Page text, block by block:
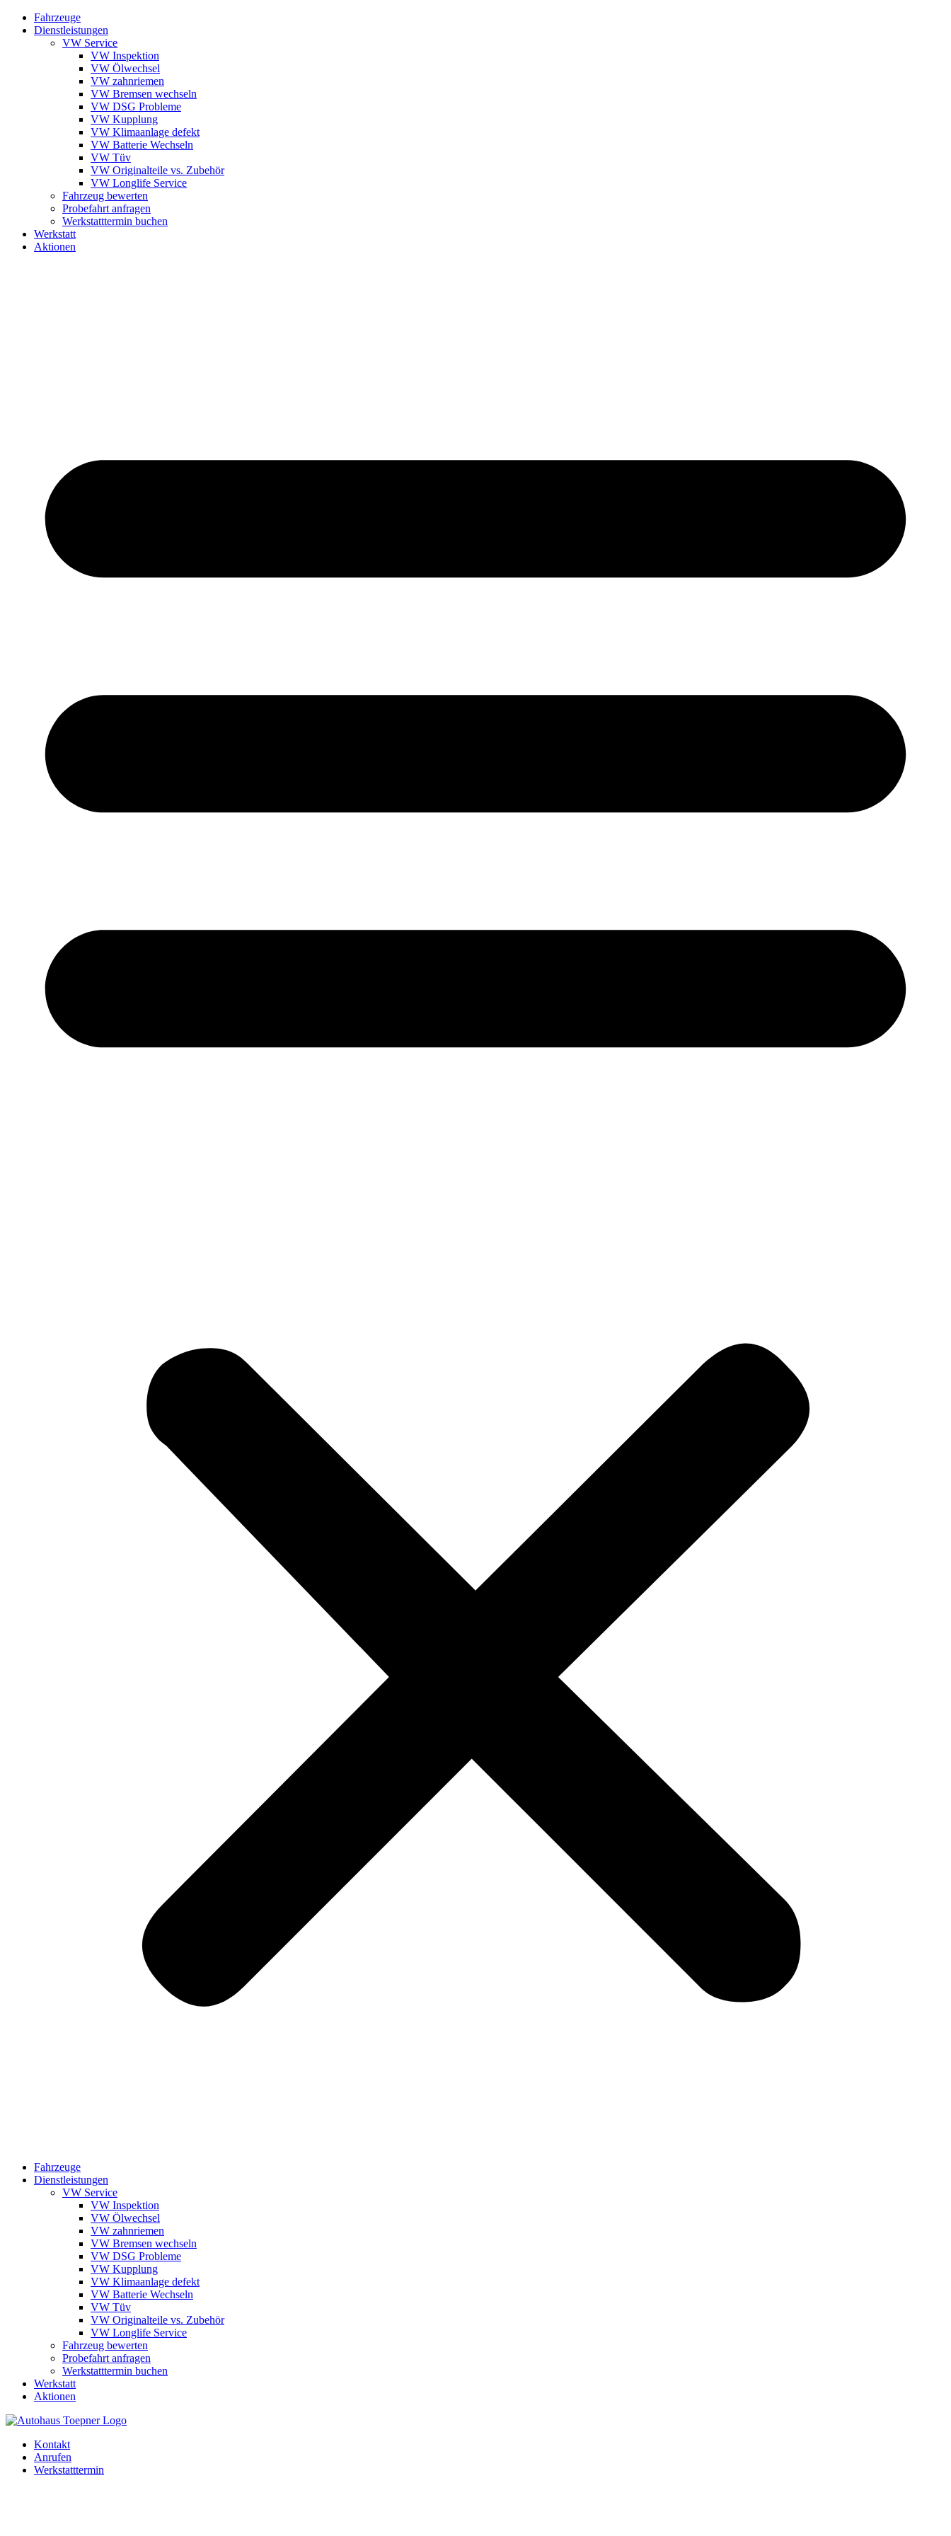
Zum
Inhalt
Fahrzeuge
Dienstleistungen
VW Service
VW Inspektion
VW Ölwechsel
VW zahnriemen
VW Bremsen wechseln
VW DSG Probleme
VW Kupplung
VW Klimaanlage defekt
VW Batterie Wechseln
VW Tüv
VW Originalteile vs. Zubehör
VW Longlife Service
Fahrzeug bewerten
Probefahrt anfragen
Werkstatttermin buchen
Werkstatt
Aktionen
Fahrzeuge
Dienstleistungen
VW Service
VW Inspektion
VW Ölwechsel
VW zahnriemen
VW Bremsen wechseln
VW DSG Probleme
VW Kupplung
VW Klimaanlage defekt
VW Batterie Wechseln
VW Tüv
VW Originalteile vs. Zubehör
VW Longlife Service
Fahrzeug bewerten
Probefahrt anfragen
Werkstatttermin buchen
Werkstatt
Aktionen
Kontakt
Anrufen
Werkstatttermin